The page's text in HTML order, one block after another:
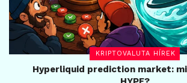
KRIPTOVALUTA HÍREK
Hyperliquid prediction market: